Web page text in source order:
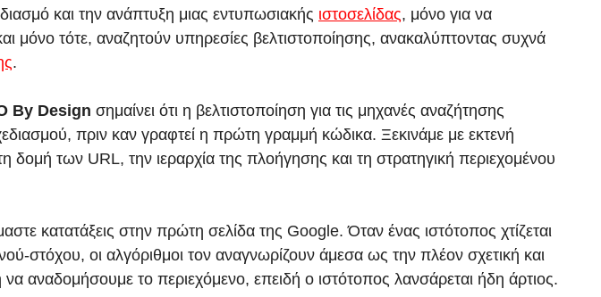
και την ανάπτυξη μιας εντυπωσιακής ιστοσελίδας, μόνο για να
μόνο τότε, αναζητούν υπηρεσίες βελτιστοποίησης, ανακαλύπτοντας συχνά
.
By Design σημαίνει ότι η βελτιστοποίηση για τις μηχανές αναζήτησης
πριν καν γραφτεί η πρώτη γραμμή κώδικα. Ξεκινάμε με εκτενή
των URL, την ιεραρχία της πλοήγησης και τη στρατηγική περιεχομένου
κατατάξεις στην πρώτη σελίδα της Google. Όταν ένας ιστότοπος χτίζεται
στόχου, οι αλγόριθμοι τον αναγνωρίζουν άμεσα ως την πλέον σχετική και
αναδομήσουμε το περιεχόμενο, επειδή ο ιστότοπος λανσάρεται ήδη άρτιος.